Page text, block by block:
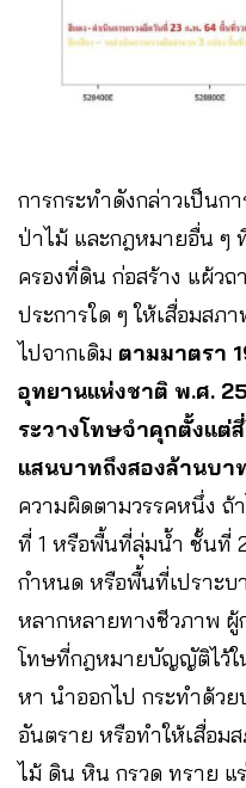
การกระทำดังกล่าวเป็นก
ป่าไม้ และกฎหมายอื่น ๆ
ครองที่ดิน ก่อสร้าง แผ้วถ
ประการใด ๆ ให้เสื่อมส
ไปจากเดิม ตามมาตรา
อุทยานแห่งชาติ พ.ศ.
ระวางโทษจำคุกตั้งแต่
แสนบาทถึงสองล้านบ
ความผิดตามวรรคหนึ่ง
ที่ 1 หรือพื้นที่ลุ่มน้ำ​ ชั้นที่
กำหนด หรือพื้นที่เปราะบ
หลากหลายทางชีวภาพ ผู้
โทษที่กฎหมายบัญญัติไว้ใ
หา นำออกไป กระทำด้วย
อันตราย หรือทำให้เสื่อม
ไม้ ดิน หิน กรวด ทราย แ